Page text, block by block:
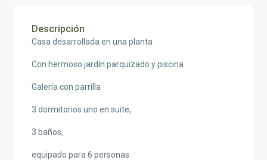
Descripción
Casa desarrollada en una planta
Con hermoso jardín parquizado y piscina
Galería con parrilla
3 dormitorios uno en suite,
3 baños,
equipado para 6 personas